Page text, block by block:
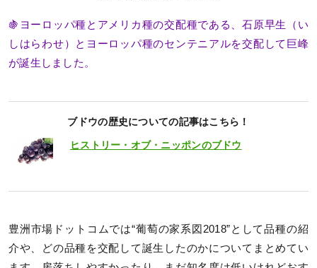
🍇ヨーロッパ種とアメリカ種の交配種である、石原早生（い
しはらわせ）とヨーロッパ種のセンテニアルを交配して巨峰
が誕生しました。
ブドウの歴史についての記事はこちら！
ヒストリー・オブ・ニッポンのブドウ
豊洲市場ドットコムでは“葡萄の家系図2018”として品種の紹
介や、どの品種を交配して誕生したのかについてまとめてい